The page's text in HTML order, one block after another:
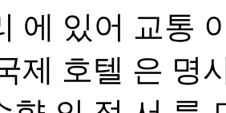
에 있어 교통
제 호텔 은 명